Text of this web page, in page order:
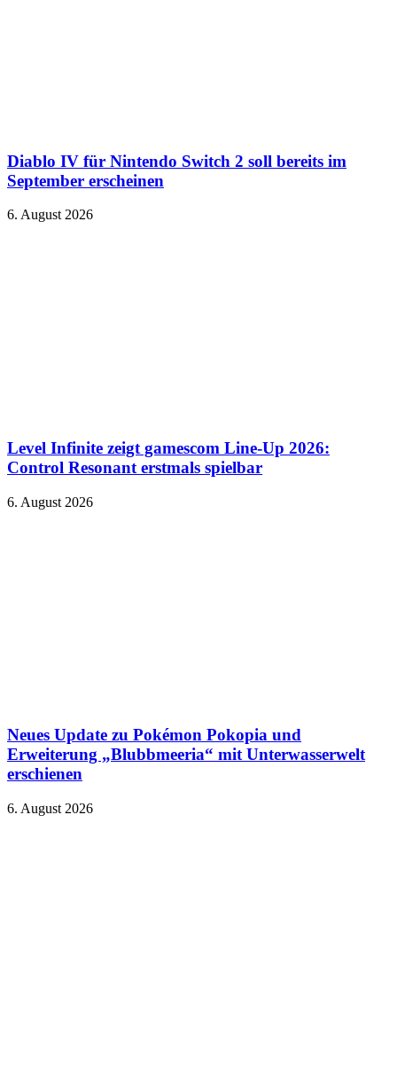
Diablo IV für Nintendo Switch 2 soll bereits im
September erscheinen
6. August 2026
Level Infinite zeigt gamescom Line-Up 2026:
Control Resonant erstmals spielbar
6. August 2026
Neues Update zu Pokémon Pokopia und
Erweiterung „Blubbmeeria“ mit Unterwasserwelt
erschienen
6. August 2026